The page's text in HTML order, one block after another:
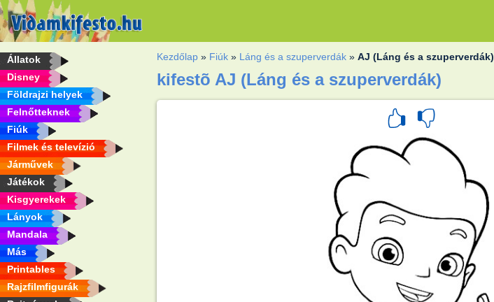
Állatok
Disney
Földrajzi helyek
Felnőtteknek
Fiúk
Filmek és televízió
Járművek
Játékok
Kisgyerekek
Lányok
Mandala
Más
Printables
Rajzfilmfigurák
Kezdőlap » Fiúk » Láng és a szuperverdák »AJ (Láng és a szuperverdák)
kifestõ AJ (Láng és a szuperverdák)